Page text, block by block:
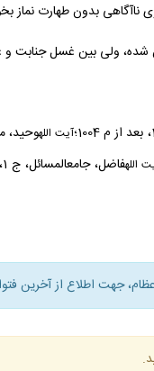
آيت اللهوحيد،
اللهفاضل، جامع‏المسائل، ج 1، س 558؛
جهت اطلاع از آخرين